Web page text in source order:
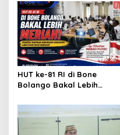
Posyandu Tingkat Provinsi
HUT ke-81 RI di Bone
Bolango Bakal Lebih
Beragam Kegiatan
Libatkan Masyarakat